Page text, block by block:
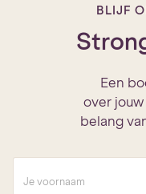
BLIJF
Een
over
belang
V